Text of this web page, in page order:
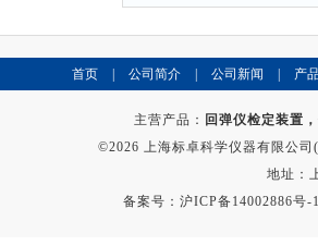
首页 公司简介 公司新闻 产
主营产品： 回弹仪检定装置
©2026 上海标卓科学仪器有限公
地址：
备案号：沪ICP备14002886号-